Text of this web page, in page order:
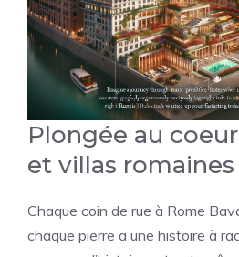
Plongée au
et villas romaines
Chaque coin de rue à Rome
chaque pierre a une histoire à